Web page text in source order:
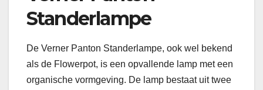
Standerlampe
De Verner Panton Standerlampe, ook wel bekend
als de Flowerpot, is een opvallende lamp met een
organische vormgeving. De lamp bestaat uit twee